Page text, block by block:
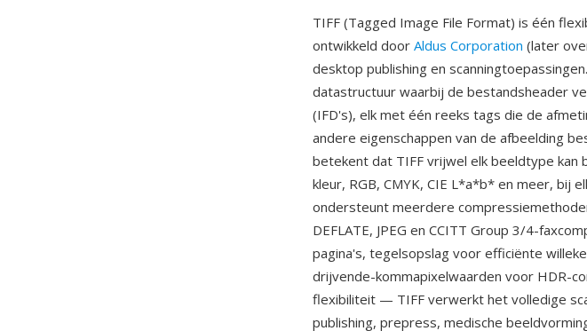
TIFF (Tagged Image File Format) is één
ontwikkeld door Aldus Corporation (later
desktop publishing en
datastructuur waarbij de bestandsheader
(IFD's), elk met één reeks tags die de
andere eigenschappen van de afbeelding
betekent dat TIFF vrijwel elk beeldtype
kleur, RGB, CMYK, CIE L*a*b* en meer, bij
ondersteunt meerdere
DEFLATE, JPEG en CCITT Group 3/4-
pagina's, tegelsopslag voor efficiënte
drijvende-kommapixelwaarden voor HDR-
flexibiliteit — TIFF verwerkt het volledige
publishing, prepress, medische